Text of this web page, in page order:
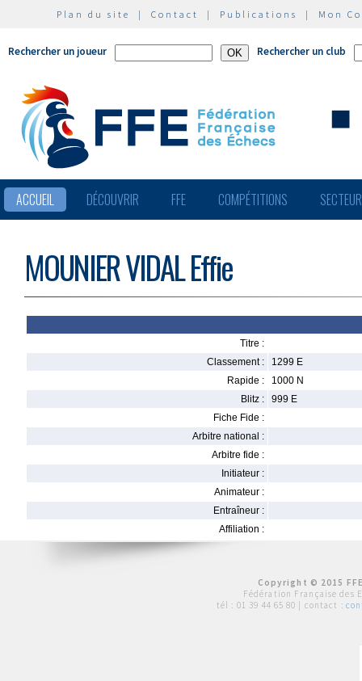
Plan du site | Contact | Publications | Mon
Rechercher un joueur Rechercher un club
ACCUEIL DÉCOUVRIR FFE COMPÉTITIONS
MOUNIER VIDAL Effie
Titre :
Classement :
1299 E
Rapide :
1000 N
Blitz :
999 E
Fiche Fide :
Arbitre national :
Arbitre fide :
Initiateur :
Animateur :
Entraîneur :
Affiliation :
Copyright © 2015
Fédération Française des
tél : 01 39 44 65 80 | contact :